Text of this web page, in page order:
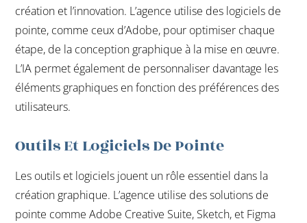
création et l’innovation. L’agence utilise des logiciels de
pointe, comme ceux d’Adobe, pour optimiser chaque
étape, de la conception graphique à la mise en œuvre.
L’IA permet également de personnaliser davantage les
éléments graphiques en fonction des préférences des
utilisateurs.
Outils Et Logiciels De Pointe
Les outils et logiciels jouent un rôle essentiel dans la
création graphique. L’agence utilise des solutions de
pointe comme Adobe Creative Suite, Sketch, et Figma